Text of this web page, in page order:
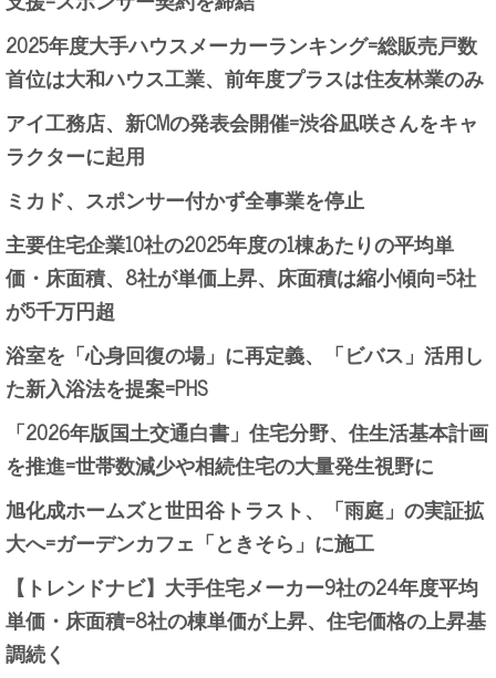
2025年度大手ハウスメーカーランキング=総販売戸数
首位は大和ハウス工業、前年度プラスは住友林業のみ
アイ工務店、新CMの発表会開催=渋谷凪咲さんをキャ
ラクターに起用
ミカド、スポンサー付かず全事業を停止
主要住宅企業10社の2025年度の1棟あたりの平均単
価・床面積、8社が単価上昇、床面積は縮小傾向=5社
が5千万円超
浴室を「心身回復の場」に再定義、「ビバス」活用し
た新入浴法を提案=PHS
「2026年版国土交通白書」住宅分野、住生活基本計画
を推進=世帯数減少や相続住宅の大量発生視野に
旭化成ホームズと世田谷トラスト、「雨庭」の実証拡
大へ=ガーデンカフェ「ときそら」に施工
【トレンドナビ】大手住宅メーカー9社の24年度平均
単価・床面積=8社の棟単価が上昇、住宅価格の上昇基
調続く